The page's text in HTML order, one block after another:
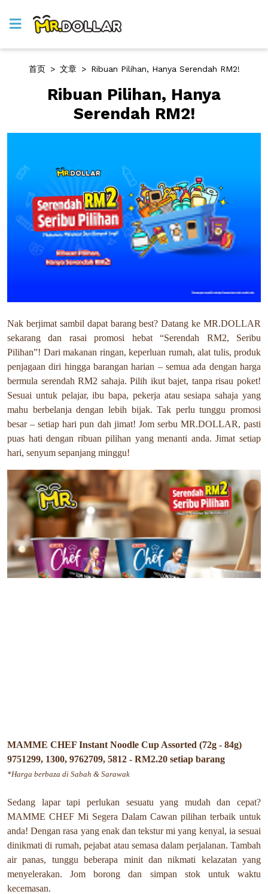
首页 > 文章 > Ribuan Pilihan, Hanya Serendah RM2!
Ribuan Pilihan, Hanya
Serendah RM2!
Nak berjimat sambil dapat barang best? Datang ke MR.DOLLAR
sekarang dan rasai promosi hebat “Serendah RM2, Seribu
Pilihan”! Dari makanan ringan, keperluan rumah, alat tulis, produk
penjagaan diri hingga barangan harian – semua ada dengan harga
bermula serendah RM2 sahaja. Pilih ikut bajet, tanpa risau poket!
Sesuai untuk pelajar, ibu bapa, pekerja atau sesiapa sahaja yang
mahu berbelanja dengan lebih bijak. Tak perlu tunggu promosi
besar – setiap hari pun dah jimat! Jom serbu MR.DOLLAR, pasti
puas hati dengan ribuan pilihan yang menanti anda. Jimat setiap
hari, senyum sepanjang minggu!
MAMME CHEF Instant Noodle Cup Assorted (72g - 84g)
9751299, 1300, 9762709, 5812 - RM2.20 setiap barang
*Harga berbaza di Sabah & Sarawak
Sedang lapar tapi perlukan sesuatu yang mudah dan cepat?
MAMME CHEF Mi Segera Dalam Cawan pilihan terbaik untuk
anda! Dengan rasa yang enak dan tekstur mi yang kenyal, ia sesuai
dinikmati di rumah, pejabat atau semasa dalam perjalanan. Tambah
air panas, tunggu beberapa minit dan nikmati kelazatan yang
menyelerakan. Jom borong dan simpan stok untuk waktu
kecemasan.